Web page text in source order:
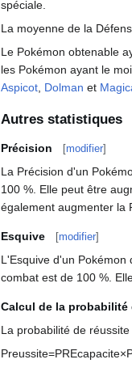
spéciale.
La moyenne de la
Le Pokémon obtenable
les Pokémon ayant le
Aspicot, Dolman et
Autres statistiques
Précision [modifier]
La Précision d'un
100 %. Elle peut être
également augmenter la
Esquive [modifier]
L'Esquive d'un
combat est de 100 %.
Calcul de la
La probabilité de
Preussite=PREcapacite×